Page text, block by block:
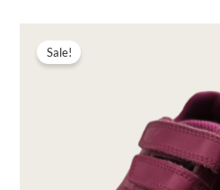
Sale!
Algne
8,99 €.
on:
5,00 €.